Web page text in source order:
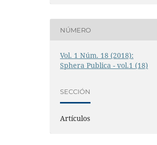
NÚMERO
Vol. 1 Núm. 18 (2018):
Sphera Publica - vol.1 (18)
SECCIÓN
Artículos